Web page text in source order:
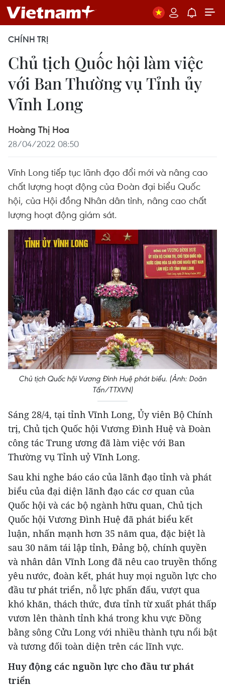
CHÍNH TRỊ
Chủ tịch Quốc hội làm việc
với Ban Thường vụ Tỉnh ủy
Vĩnh Long
Hoàng Thị Hoa
28/04/2022 08:50
Vĩnh Long tiếp tục lãnh đạo đổi mới và nâng cao
chất lượng hoạt động của Đoàn đại biểu Quốc
hội, của Hội đồng Nhân dân tỉnh, nâng cao chất
lượng hoạt động giám sát.
Chủ tịch Quốc hội Vương Đình Huệ phát biểu. (Ảnh: Doãn
Tấn/TTXVN)
Sáng 28/4, tại tỉnh Vĩnh Long, Ủy viên Bộ Chính
trị, Chủ tịch Quốc hội Vương Đình Huệ và Đoàn
công tác Trung ương đã làm việc với Ban
Thường vụ Tỉnh uỷ Vĩnh Long.
Sau khi nghe báo cáo của lãnh đạo tỉnh và phát
biểu của đại diện lãnh đạo các cơ quan của
Quốc hội và các bộ ngành hữu quan, Chủ tịch
Quốc hội Vương Đình Huệ đã phát biểu kết
luận, nhấn mạnh hơn 35 năm qua, đặc biệt là
sau 30 năm tái lập tỉnh, Đảng bộ, chính quyền
và nhân dân Vĩnh Long đã nêu cao truyền thống
yêu nước, đoàn kết, phát huy mọi nguồn lực cho
đầu tư phát triển, nỗ lực phấn đấu, vượt qua
khó khăn, thách thức, đưa tỉnh từ xuất phát thấp
vươn lên thành tỉnh khá trong khu vực Đồng
bằng sông Cửu Long với nhiều thành tựu nổi bật
và tương đối toàn diện trên các lĩnh vực.
Huy động các nguồn lực cho đầu tư phát
triển